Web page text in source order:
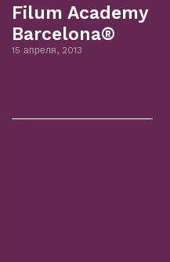
Filum Academy
Barcelona®
15 апреля, 2013